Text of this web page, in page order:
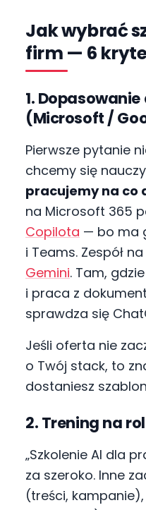
Jak wybrać
firm — 6
1.
(Microsoft /
Pierwsze pytanie
chcemy się
pracujemy na co
na Microsoft 365
Copilota — bo ma
i Teams. Zespół
Gemini. Tam,
i praca z
sprawdza się
Jeśli oferta nie
o Twój stack, to
dostaniesz
2. Trening na
„Szkolenie AI dla
za szeroko. Inne
(treści,